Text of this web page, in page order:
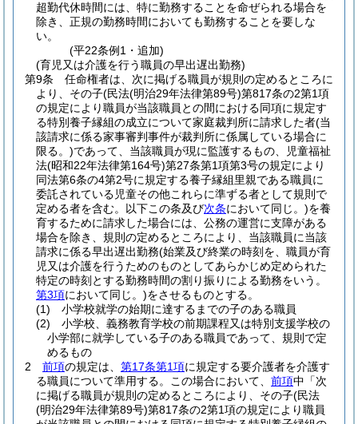
超勤代休時間には、特に勤務することを命ぜられる場合を
除き、正規の勤務時間においても勤務することを要しな
い。
(平22条例1・追加)
(育児又は介護を行う職員の早出遅出勤務)
第9条
任命権者は、次に掲げる職員が規則の定めるところに
より、その子(民法(明治29年法律第89号)第817条の2第1項
の規定により職員が当該職員との間における同項に規定す
る特別養子縁組の成立について家庭裁判所に請求した者(当
該請求に係る家事審判事件が裁判所に係属している場合に
限る。)であって、当該職員が現に監護するもの、児童福祉
法(昭和22年法律第164号)第27条第1項第3号の規定により
同法第6条の4第2号に規定する養子縁組里親である職員に
委託されている児童その他これらに準ずる者として規則で
定める者を含む。以下この条及び次条において同じ。)を養
育するために請求した場合には、公務の運営に支障がある
場合を除き、規則の定めるところにより、当該職員に当該
請求に係る早出遅出勤務(始業及び終業の時刻を、職員が育
児又は介護を行うためのものとしてあらかじめ定められた
特定の時刻とする勤務時間の割り振りによる勤務をいう。
第3項において同じ。)をさせるものとする。
(1)
小学校就学の始期に達するまでの子のある職員
(2)
小学校、義務教育学校の前期課程又は特別支援学校の
小学部に就学している子のある職員であって、規則で定
めるもの
2
前項の規定は、 第17条第1項に規定する要介護者を介護す
る職員について準用する。
この場合において、 前項中「次
に掲げる職員が規則の定めるところにより、その子(民法
(明治29年法律第89号)第817条の2第1項の規定により職員